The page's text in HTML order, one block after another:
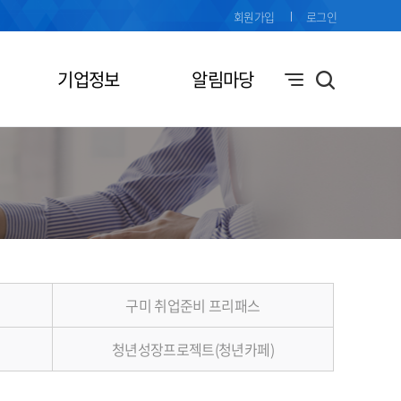
기업정보 알림마당
회원가입 로그인
구미 취업준비 프리패스
청년성장프로젝트(청년카페)